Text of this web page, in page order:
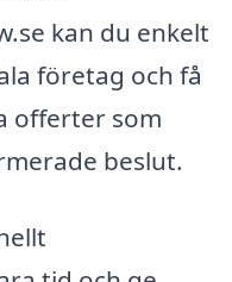
kan du enkelt
företag och få
offerter som
beslut.